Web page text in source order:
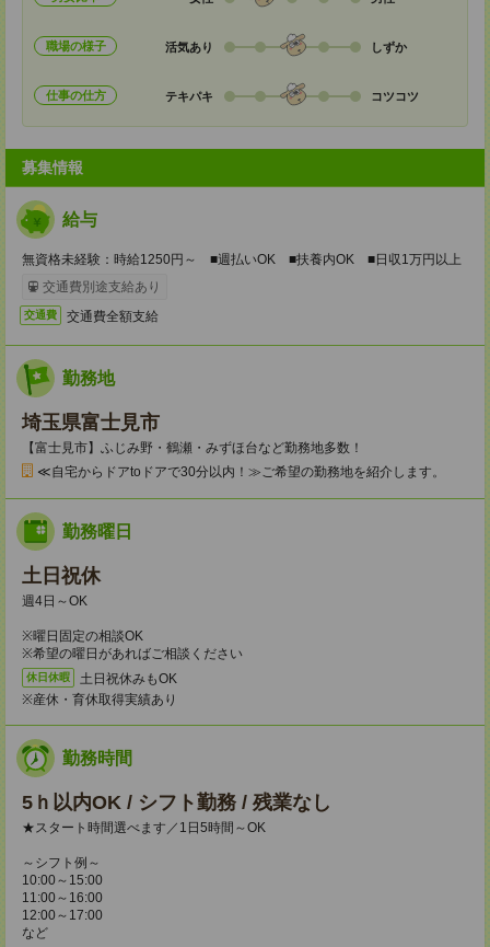
職場の様子 活気あり しずか
仕事の仕方 テキパキ コツコツ
募集情報
給与
無資格未経験：時給1250円～ ■週払いOK ■扶養内OK ■日収1万円以上
交通費別途支給あり
交通費 交通費全額支給
勤務地
埼玉県富士見市
【富士見市】ふじみ野・鶴瀬・みずほ台など勤務地多数！
≪自宅からドアtoドアで30分以内！≫ご希望の勤務地を紹介します。
勤務曜日
土日祝休
週4日～OK
※曜日固定の相談OK
※希望の曜日があればご相談ください
休日休暇
土日祝休みもOK
※産休・育休取得実績あり
勤務時間
5ｈ以内OK / シフト勤務 / 残業なし
★スタート時間選べます／1日5時間～OK
～シフト例～
10:00～15:00
11:00～16:00
12:00～17:00
など